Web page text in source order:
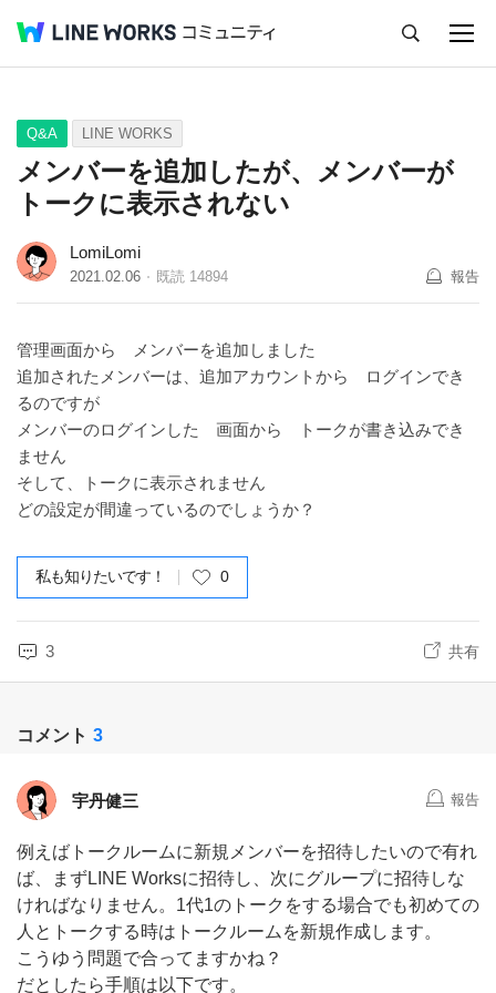
Q&A Tips Ideas
Q&A LINE WORKS
メンバーを追加したが、メンバーが
トークに表示されない
LomiLomi
2021.02.06 既読 14894 報告
管理画面から メンバーを追加しました
追加されたメンバーは、追加アカウントから ログインでき
るのですが
メンバーのログインした 画面から トークが書き込みでき
ません
そして、トークに表示されません
どの設定が間違っているのでしょうか？
私も知りたいです！ 0
3 共有
コメント 3
宇丹健三 報告
例えばトークルームに新規メンバーを招待したいので有れ
ば、まずLINE Worksに招待し、次にグループに招待しな
ければなりません。1代1のトークをする場合でも初めての
人とトークする時はトークルームを新規作成します。
こうゆう問題で合ってますかね？
だとしたら手順は以下です。